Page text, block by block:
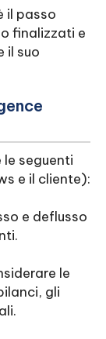
il passo
finalizzati e
il suo
le seguenti
e il cliente):
e deflusso
le
gli